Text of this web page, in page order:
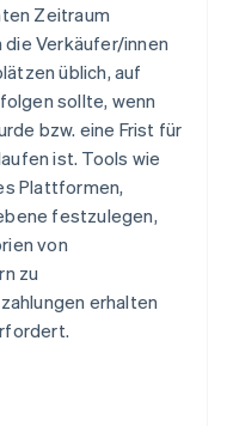
Zeitraum
die Verkäufer/innen
üblich, auf
sollte, wenn
bzw. eine Frist für
ist. Tools wie
Plattformen,
festzulegen,
von
zu
erhalten